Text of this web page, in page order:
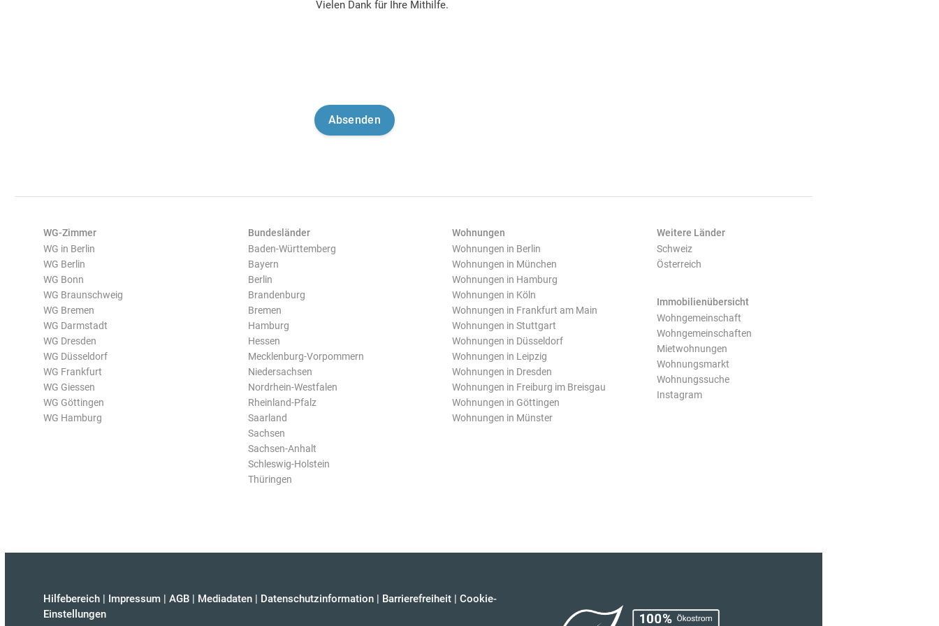
Vielen Dank für Ihre Mithilfe.
WG-Zimmer
WG in Berlin
WG Berlin
WG Bonn
WG Braunschweig
WG Bremen
WG Darmstadt
WG Dresden
WG Düsseldorf
WG Frankfurt
WG Giessen
WG Göttingen
WG Hamburg
Bundesländer
Baden-Württemberg
Bayern
Berlin
Brandenburg
Bremen
Hamburg
Hessen
Mecklenburg-Vorpommern
Niedersachsen
Nordrhein-Westfalen
Rheinland-Pfalz
Saarland
Sachsen
Sachsen-Anhalt
Schleswig-Holstein
Thüringen
Wohnungen
Wohnungen in Berlin
Wohnungen in München
Wohnungen in Hamburg
Wohnungen in Köln
Wohnungen in Frankfurt am Main
Wohnungen in Stuttgart
Wohnungen in Düsseldorf
Wohnungen in Leipzig
Wohnungen in Dresden
Wohnungen in Freiburg im Breisgau
Wohnungen in Göttingen
Wohnungen in Münster
Weitere Länder
Schweiz
Österreich
Immobilienübersicht
Wohngemeinschaft
Wohngemeinschaften
Mietwohnungen
Wohnungsmarkt
Wohnungssuche
Instagram
Hilfebereich | Impressum | AGB | Mediadaten | Datenschutzinformation | Barrierefreiheit | Cookie-
Einstellungen